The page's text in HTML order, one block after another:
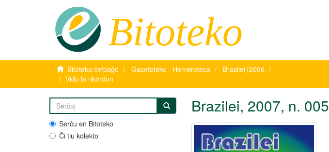
Bitoteko
Bitoteka ĉefpaĝo Gazetoteko · Hemeroteca
Brazilei [2006- ]
Vidu la rikordon
Serĉu en Bitoteko
Ĉi tiu kolekto
Brazilei, 2007, n. 005